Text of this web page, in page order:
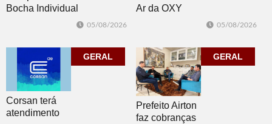
Bocha Individual
05/08/2026
Ar da OXY
Morro Reuter
05/08/2026
GERAL
Corsan terá
atendimento
GERAL
Prefeito Airton
faz cobranças